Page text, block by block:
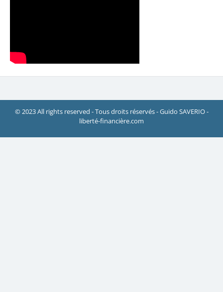
© 2023 All rights reserved - Tous droits réservés - Guido SAVERIO -
liberté-financière.com